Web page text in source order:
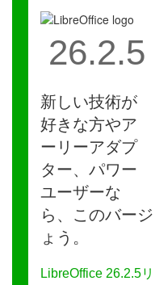
26.2.5
新しい技術が
好きな方やア
ーリーアダプ
ター、パワー
ユーザーな
ら、このバー
ょう。
LibreOffice 26.2.5